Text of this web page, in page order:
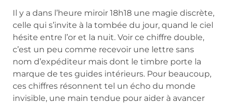
Il y a dans l’heure miroir 18h18 une magie discrète,
celle qui s’invite à la tombée du jour, quand le ciel
hésite entre l’or et la nuit. Voir ce chiffre double,
c’est un peu comme recevoir une lettre sans
nom d’expéditeur mais dont le timbre porte la
marque de tes guides intérieurs. Pour beaucoup,
ces chiffres résonnent tel un écho du monde
invisible, une main tendue pour aider à avancer